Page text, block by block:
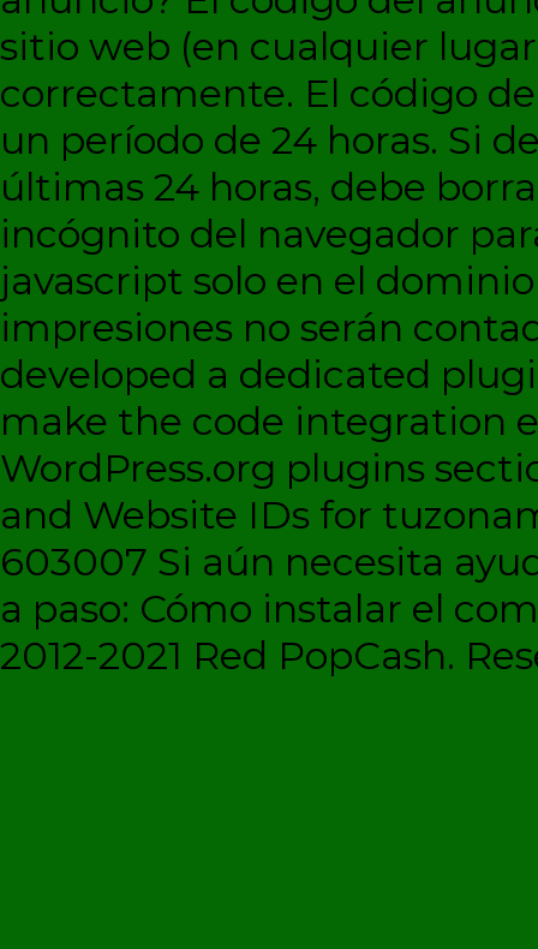
sitio web (en cualquier
correctamente. El código
un período de 24 horas. Si
últimas 24 horas, debe
incógnito del navegador
javascript solo en el
impresiones no serán
developed a dedicated
make the code integration
WordPress.org plugins
and Website IDs for
603007 Si aún necesita
a paso: Cómo instalar el
2012-2021 Red PopCash.